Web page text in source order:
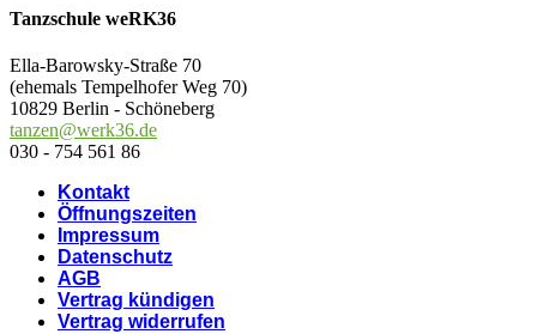
Tanzschule weRK36
Ella-Barowsky-Straße 70
(ehemals Tempelhofer Weg 70)
10829 Berlin - Schöneberg
tanzen@werk36.de
030 - 754 561 86
Kontakt
Öffnungszeiten
Impressum
Datenschutz
AGB
Vertrag kündigen
Vertrag widerrufen